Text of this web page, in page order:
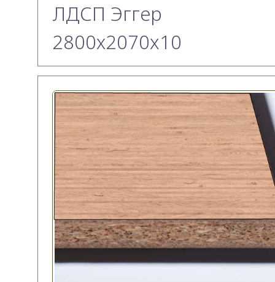
ЛДСП Эггер
2800х2070x10